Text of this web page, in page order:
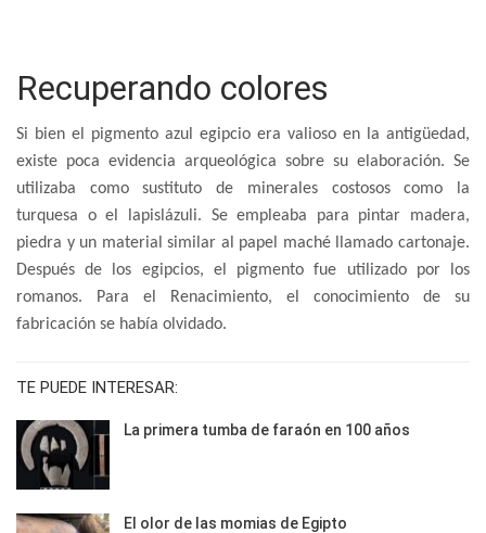
Recuperando colores
Si bien el pigmento azul egipcio era valioso en la antigüedad,
existe poca evidencia arqueológica sobre su elaboración. Se
utilizaba como sustituto de minerales costosos como la
turquesa o el lapislázuli. Se empleaba para pintar madera,
piedra y un material similar al papel maché llamado cartonaje.
Después de los egipcios, el pigmento fue utilizado por los
romanos. Para el Renacimiento, el conocimiento de su
fabricación se había olvidado.
TE PUEDE INTERESAR:
La primera tumba de faraón en 100 años
El olor de las momias de Egipto